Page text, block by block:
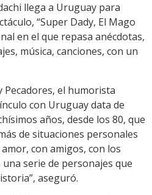
Link
llega a Uruguay para
“Super Dady, El Mago
en el que repasa anécdotas,
música, canciones, con un
Pecadores, el humorista
con Uruguay data de
años, desde los 80, que
de situaciones personales
con amigos, con los
serie de personajes que
aseguró.